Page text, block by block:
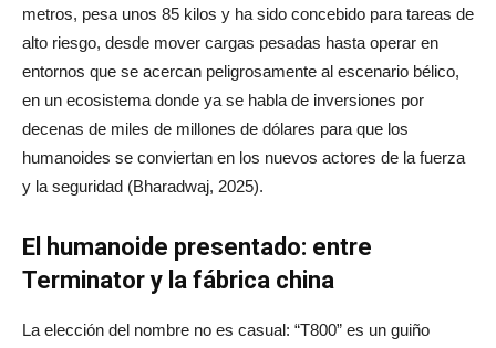
metros, pesa unos 85 kilos y ha sido concebido para tareas de
alto riesgo, desde mover cargas pesadas hasta operar en
entornos que se acercan peligrosamente al escenario bélico,
en un ecosistema donde ya se habla de inversiones por
decenas de miles de millones de dólares para que los
humanoides se conviertan en los nuevos actores de la fuerza
y la seguridad (Bharadwaj, 2025).
El humanoide presentado: entre
Terminator y la fábrica china
La elección del nombre no es casual: “T800” es un guiño